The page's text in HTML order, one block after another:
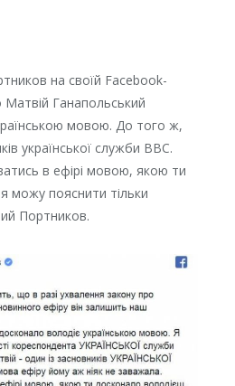
на своїй Facebook-
Матвій Ганапольський
мовою. До того ж,
української служби ВВС.
в ефірі мовою, якою ти
можу пояснити тільки
Портников.